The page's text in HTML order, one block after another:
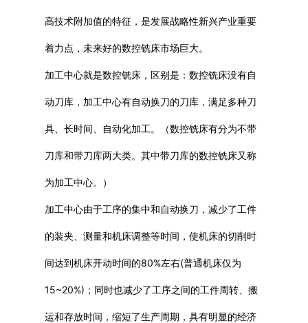
高技术附加值的特征，是发展战略性新兴产业重要
着力点，未来好的数控铣床市场巨大。
加工中心就是数控铣床，区别是：数控铣床没有自
动刀库，加工中心有自动换刀的刀库，满足多种刀
具、长时间、自动化加工。（数控铣床有分为不带
刀库和带刀库两大类。其中带刀库的数控铣床又称
为加工中心。）
加工中心由于工序的集中和自动换刀，减少了工件
的装夹、测量和机床调整等时间，使机床的切削时
间达到机床开动时间的80%左右(普通机床仅为
15~20%)；同时也减少了工序之间的工件周转、搬
运和存放时间，缩短了生产周期，具有明显的经济